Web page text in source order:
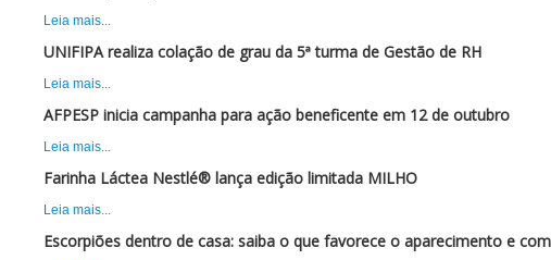
Leia mais...
UNIFIPA realiza colação de grau da 5ª turma de Gestão de RH
Leia mais...
AFPESP inicia campanha para ação beneficente em 12 de outubro
Leia mais...
Farinha Láctea Nestlé® lança edição limitada MILHO
Leia mais...
Escorpiões dentro de casa: saiba o que favorece o aparecimento e